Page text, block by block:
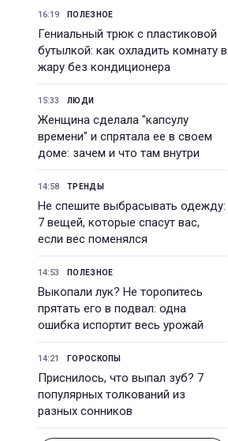
16:19 ПОЛЕЗНОЕ
Гениальный трюк с пластиковой
бутылкой: как охладить комнату в
жару без кондиционера
15:33 ЛЮДИ
Женщина сделала "капсулу
времени" и спрятала ее в своем
доме: зачем и что там внутри
14:58 ТРЕНДЫ
Не спешите выбрасывать одежду:
7 вещей, которые спасут вас,
если вес поменялся
14:53 ПОЛЕЗНОЕ
Выкопали лук? Не торопитесь
прятать его в подвал: одна
ошибка испортит весь урожай
14:21 ГОРОСКОПЫ
Приснилось, что выпал зуб? 7
популярных толкований из
разных сонников